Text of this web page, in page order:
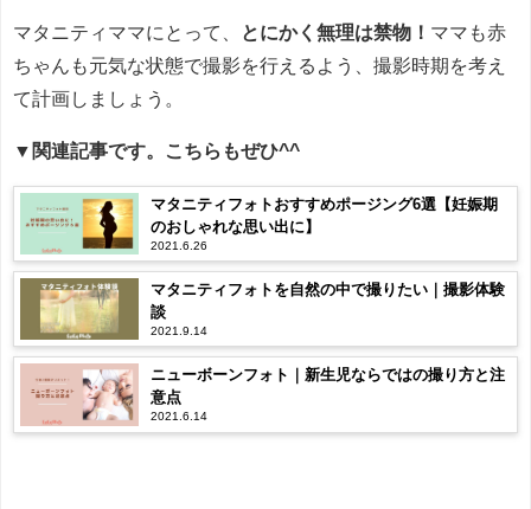
マタニティママにとって、 とにかく無理は禁物！ ママも赤
ちゃんも元気な状態で撮影を行えるよう、撮影時期を考え
て計画しましょう。
▼関連記事です。こちらもぜひ^^
マタニティフォトおすすめポージング6選【妊娠期
のおしゃれな思い出に】
2021.6.26
マタニティフォトを自然の中で撮りたい｜撮影体験
談
2021.9.14
ニューボーンフォト｜新生児ならではの撮り方と注
意点
2021.6.14